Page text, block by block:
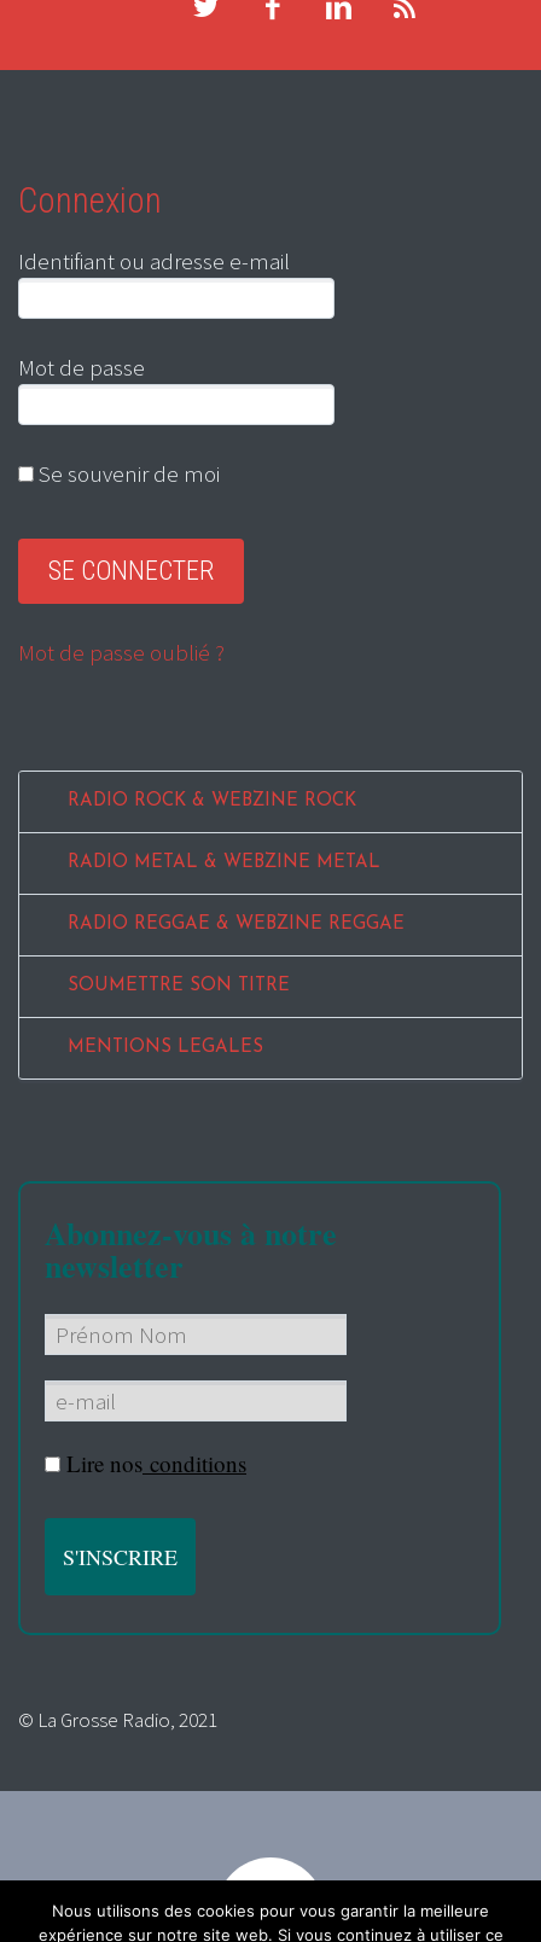
Connexion
Identifiant ou adresse e-mail
Mot de passe
Se souvenir de moi
Mot de passe oublié ?
RADIO ROCK & WEBZINE ROCK
RADIO METAL & WEBZINE METAL
RADIO REGGAE & WEBZINE REGGAE
SOUMETTRE SON TITRE
MENTIONS LEGALES
Abonnez-vous à notre
newsletter
Lire nos conditions
© La Grosse Radio, 2021
Nous utilisons des cookies pour vous garantir la meilleure
expérience sur notre site web. Si vous continuez à utiliser ce